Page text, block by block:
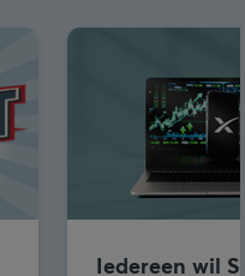
Iedereen wil